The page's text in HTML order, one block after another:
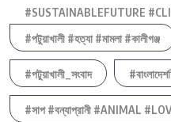
#SUSTAINABLEFUTURE
#পটুয়াখালী #হত্যা #মামলা #কালীগঞ্জ
#পটুয়াখালী_সংবাদ
#সাপ #বন্যাপ্রানী #ANIMAL